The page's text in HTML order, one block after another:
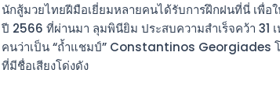
นักสู้มวยไทยฝีมือเยี่ยมหลายคนได้รับการฝึกฝนที่นี่ เพื่
ปี 2566 ที่ผ่านมา ลุมพินียิม ประสบความสำเร็จคว้า 31
คนว่าเป็น “ถ้ำแชมป์” Constantinos Georgiades
ที่มีชื่อเสียงโด่งดัง